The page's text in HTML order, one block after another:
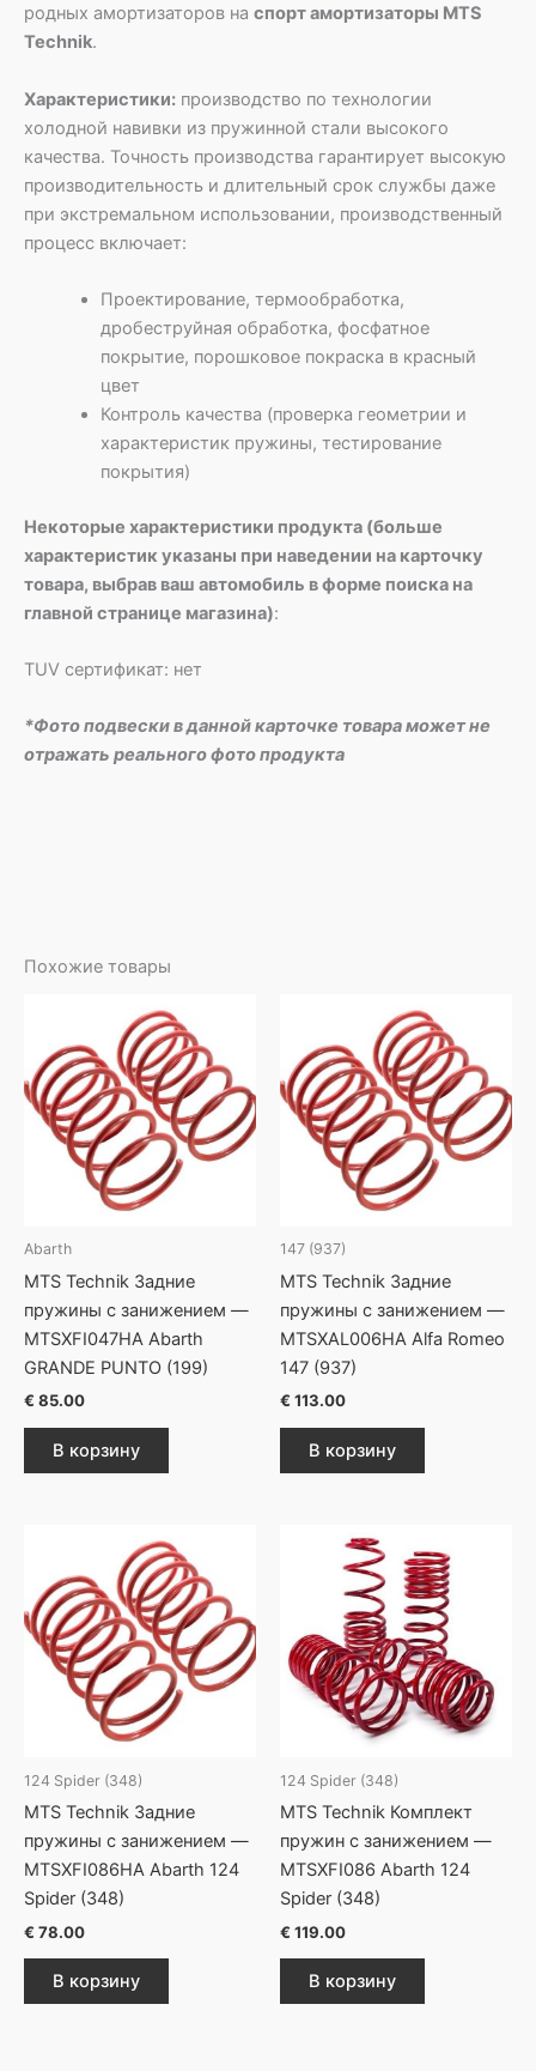
родных амортизаторов на спорт амортизаторы MTS
Technik.
Характеристики: производство по технологии
холодной навивки из пружинной стали высокого
качества. Точность производства гарантирует высокую
производительность и длительный срок службы даже
при экстремальном использовании, производственный
процесс включает:
Проектирование, термообработка,
дробеструйная обработка, фосфатное
покрытие, порошковое покраска в красный
цвет
Контроль качества (проверка геометрии и
характеристик пружины, тестирование
покрытия)
Некоторые характеристики продукта (больше
характеристик указаны при наведении на карточку
товара, выбрав ваш автомобиль в форме поиска на
главной странице магазина):
TUV сертификат: нет
*Фото подвески в данной карточке товара может не
отражать реального фото продукта
Похожие товары
Abarth
MTS Technik Задние
пружины с занижением —
MTSXFI047HA Abarth
GRANDE PUNTO (199)
€ 85.00
В корзину
147 (937)
MTS Technik Задние
пружины с занижением —
MTSXAL006HA Alfa Romeo
147 (937)
€ 113.00
В корзину
124 Spider (348)
MTS Technik Задние
пружины с занижением —
MTSXFI086HA Abarth 124
Spider (348)
€ 78.00
В корзину
124 Spider (348)
MTS Technik Комплект
пружин с занижением —
MTSXFI086 Abarth 124
Spider (348)
€ 119.00
В корзину